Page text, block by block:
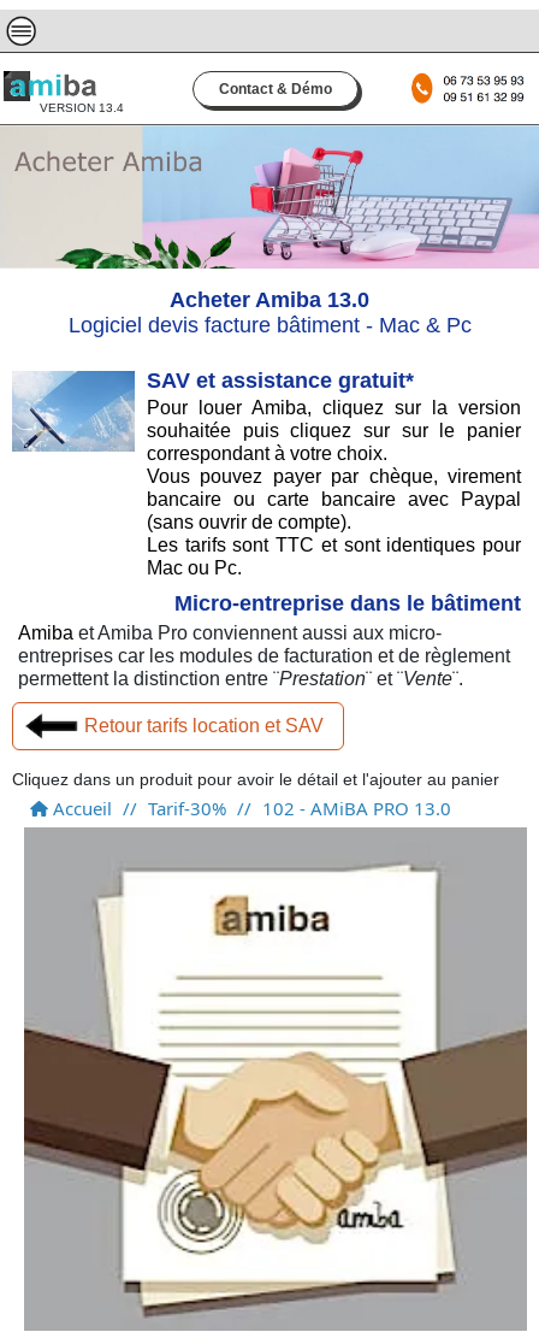
VERSION 13.4
Contact & Démo
Acheter Amiba 13.0
Logiciel devis facture bâtiment - Mac & Pc
SAV et assistance gratuit*
Pour louer Amiba, cliquez sur la version
souhaitée puis cliquez sur sur le panier
correspondant à votre choix.
Vous pouvez payer par chèque, virement
bancaire ou carte bancaire avec Paypal
(sans ouvrir de compte).
Les tarifs sont TTC et sont identiques pour
Mac ou Pc.
Micro-entreprise dans le bâtiment
Amiba et Amiba Pro conviennent aussi aux micro-
entreprises car les modules de facturation et de règlement
permettent la distinction entre ¨Prestation¨ et ¨Vente¨.
Retour tarifs location et SAV
Cliquez dans un produit pour avoir le détail et l'ajouter au panier
Accueil // Tarif-30% // 102 - AMiBA PRO 13.0